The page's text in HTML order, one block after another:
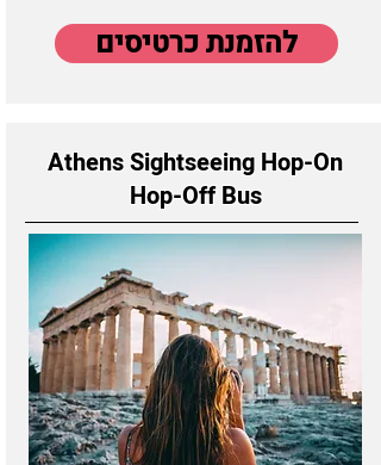
להזמנת כרטיסים
Athens Sightseeing Hop-On
Hop-Off Bus